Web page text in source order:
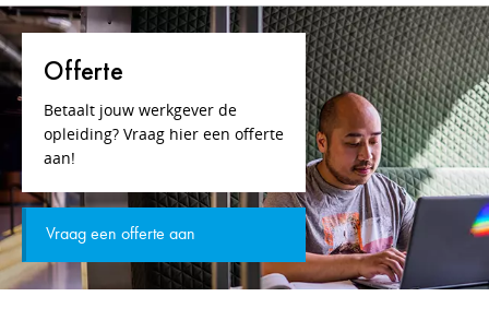
Offerte
Betaalt jouw werkgever de
opleiding? Vraag hier een offerte
aan!
Vraag een offerte aan